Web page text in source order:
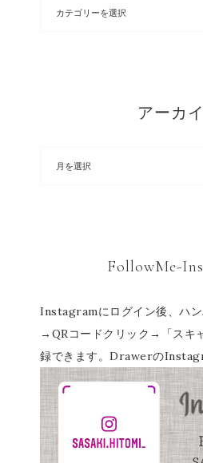
アーカ
FollowMe-
Instagramにログイン後、ハ
→QRコードクリック→「スキ
録できます。Drawerの